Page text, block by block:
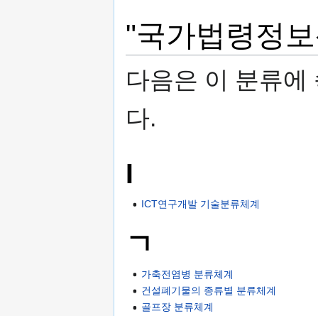
"국가법령정
다음은 이 분류에
다.
I
ICT연구개발 기술분류체계
ㄱ
가축전염병 분류체계
건설폐기물의 종류별 분류체계
골프장 분류체계